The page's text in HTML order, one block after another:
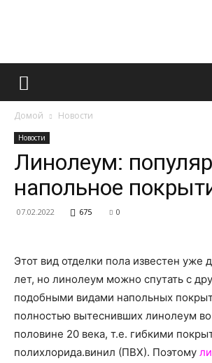
и
о
Домой Новости
Новости
Линолеум:
напольное
07.02.2022 675 0
Этот вид отделки пола известен уже
лет, но линолеум можно спутать с
подобными видами напольных
полностью вытеснивших линолеум
половине 20 века, т.е. гибкими
полихлорида.винил (ПВХ). Поэтому